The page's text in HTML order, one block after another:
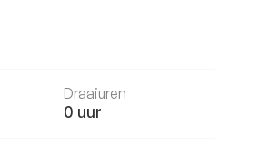
Draaiuren
0 uur